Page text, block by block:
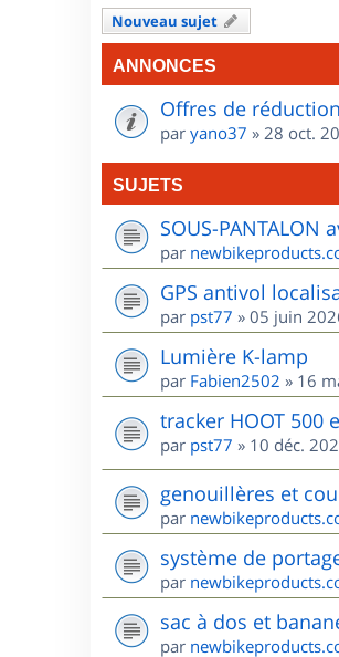
Nouveau sujet
ANNONCES
Offres de
par yano37 » 28 oct.
SUJETS
SOUS-
par
GPS antivol
par pst77 » 05 juin
Lumière K-lamp
par Fabien2502 » 16
tracker HOOT 500
par pst77 » 10 déc.
genouillères et
par
système de
par
sac à dos et
par